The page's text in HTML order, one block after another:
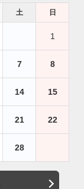
土 日
1
7 8
14 15
21 22
28